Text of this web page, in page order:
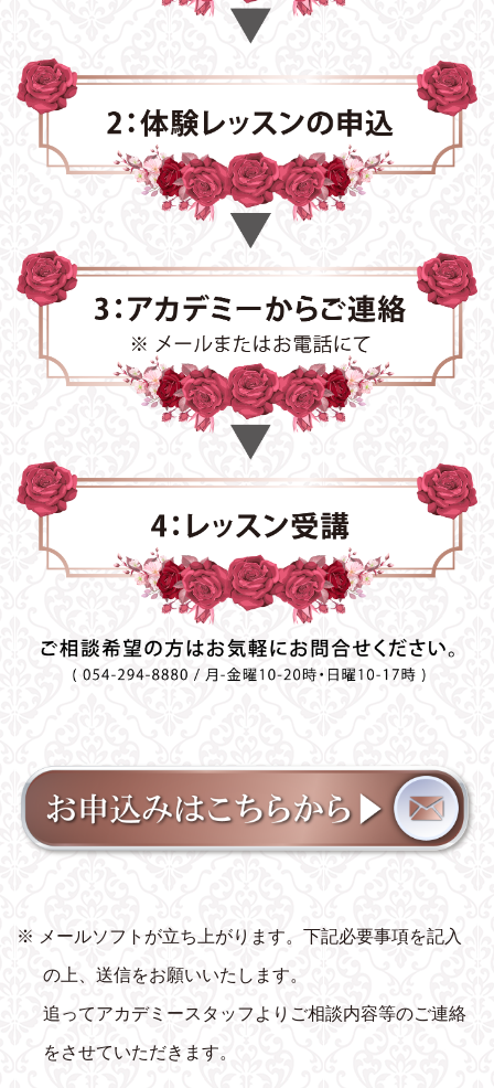
※ メールソフトが立ち上がります。下記必要事項を記入
の上、送信をお願いいたします。
追ってアカデミースタッフよりご相談内容等のご連絡
をさせていただきます。